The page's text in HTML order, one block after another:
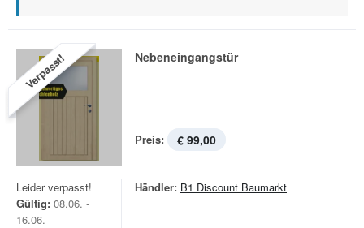
Verpasst! Nebeneingangstür
Preis: € 99,00
Leider verpasst!
Gültig: 08.06. -
16.06.
Händler: B1 Discount Baumarkt